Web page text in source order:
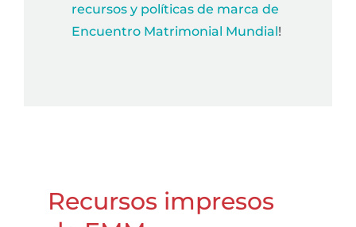
recursos y políticas de marca de
Encuentro Matrimonial Mundial!
Recursos impresos